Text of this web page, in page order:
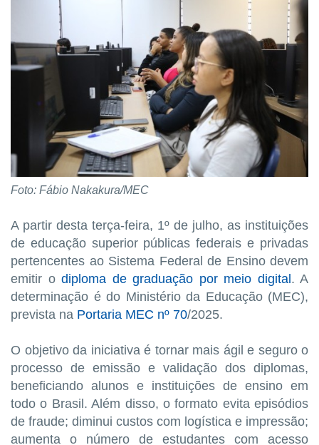
Foto: Fábio Nakakura/MEC
A partir desta terça-feira, 1º de julho, as instituições
de educação superior públicas federais e privadas
pertencentes ao Sistema Federal de Ensino devem
emitir o diploma de graduação por meio digital. A
determinação é do Ministério da Educação (MEC),
prevista na Portaria MEC nº 70/2025.
O objetivo da iniciativa é tornar mais ágil e seguro o
processo de emissão e validação dos diplomas,
beneficiando alunos e instituições de ensino em
todo o Brasil. Além disso, o formato evita episódios
de fraude; diminui custos com logística e impressão;
aumenta o número de estudantes com acesso